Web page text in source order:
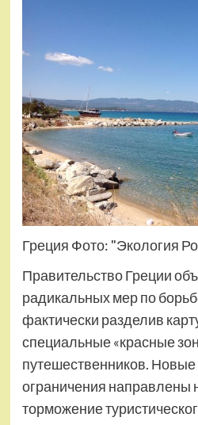
Греция Фото: "Экология
Правительство Греции
радикальных мер по
фактически разделив
специальные «красные
путешественников.
ограничения направлены
торможение